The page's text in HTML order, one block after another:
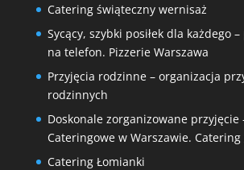
Catering świąteczny wernisaż
Sycący, szybki posiłek dla każdego
na telefon. Pizzerie Warszawa
Przyjęcia rodzinne – organizacja
rodzinnych
Doskonale zorganizowane przyjęcie
Cateringowe w Warszawie.
Catering Łomianki